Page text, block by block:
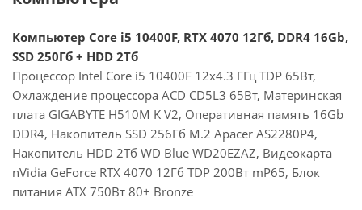
Компьютер Core i5 10400F, RTX 4070 12Гб, DDR4 16Gb,
SSD 250Гб + HDD 2Тб
Процессор Intel Core i5 10400F 12x4.3 ГГц TDP 65Вт,
Охлаждение процессора ACD CD5L3 65Вт, Материнская
плата GIGABYTE H510M K V2, Оперативная память 16Gb
DDR4, Накопитель SSD 256Гб M.2 Apacer AS2280P4,
Накопитель HDD 2Тб WD Blue WD20EZAZ, Видеокарта
nVidia GeForce RTX 4070 12Гб TDP 200Вт mP65, Блок
питания ATX 750Вт 80+ Bronze